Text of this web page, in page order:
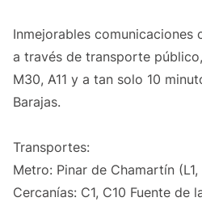
Inmejorables comunicaciones
a través de transporte
M30, A11 y a tan solo 10
Barajas.
Transportes:
Metro: Pinar de Chamartín (L1,
Cercanías: C1, C10 Fuente de